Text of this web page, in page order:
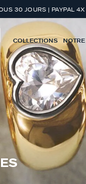
30 JOURS | PAYPAL 4X
COLLECTIONS